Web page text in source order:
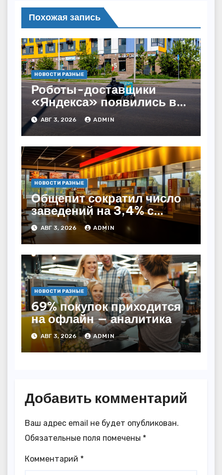
Похожая запись
НОВОСТИ РАЗНЫЕ
Роботы-доставщики
«Яндекса» появились в
Казахстане
АВГ 3, 2026 ADMIN
НОВОСТИ РАЗНЫЕ
Общепит сократил число
заведений на 3,4% с
начала года — INFOLine
АВГ 3, 2026 ADMIN
НОВОСТИ РАЗНЫЕ
69% покупок приходится
на офлайн — аналитика
АВГ 3, 2026 ADMIN
Добавить комментарий
Ваш адрес email не будет опубликован.
Обязательные поля помечены *
Комментарий *